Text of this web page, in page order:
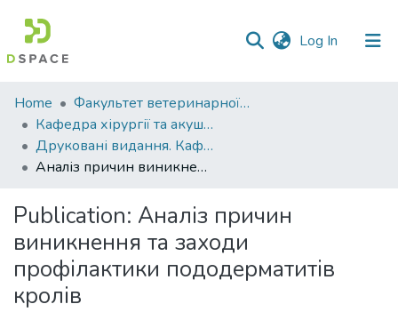
Log In (current)
Communities
&
Collections
All of DSpace
Statistics
Home
Факультет ветеринарної медицини
Кафедра хірургії та акушерства
Друковані видання. Кафедра хірургії та акушерства
Аналіз причин виникнення та заходи профілактики пододерматитів кролів
Publication: Аналіз причин
виникнення та заходи
профілактики пододерматитів
кролів